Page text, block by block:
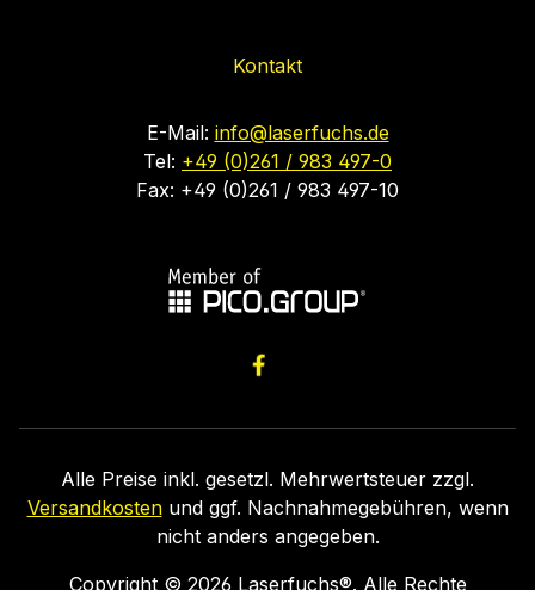
Kontakt
E-Mail: info@laserfuchs.de
Tel: +49 (0)261 / 983 497-0
Fax: +49 (0)261 / 983 497-10
Alle Preise inkl. gesetzl. Mehrwertsteuer zzgl.
Versandkostenund ggf. Nachnahmegebühren, wenn
nicht anders angegeben.
Copyright © 2026 Laserfuchs®. Alle Rechte